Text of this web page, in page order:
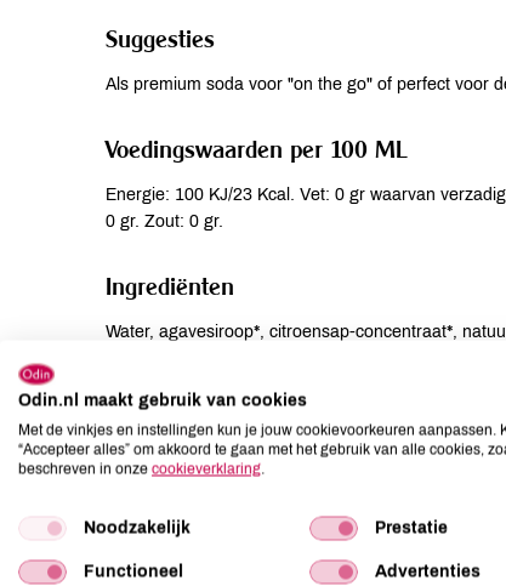
Suggesties
Als premium soda voor "on the go" of perfect voor
Voedingswaarden per 100 ML
Energie: 100 KJ/23 Kcal. Vet: 0 gr waarvan
0 gr. Zout: 0 gr.
Ingrediënten
Water, agavesiroop*, citroensap-concentraat*,
Allergenen
Aardnoten
Gluten
niet aanwezig
Lactose
niet aanwezig
Odin.nl maakt gebruik van cookies
Met de vinkjes en instellingen kun je jouw cookievoorkeuren aanpassen.
“Accepteer alles” om akkoord te gaan met het gebruik van alle cookies,
beschreven in onze cookieverklaring.
Noodzakelijk Prestatie
Functioneel Advertenties